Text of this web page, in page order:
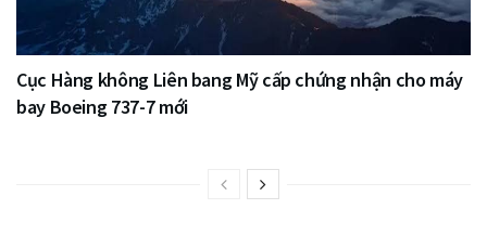
Cục Hàng không Liên bang Mỹ cấp chứng nhận cho máy
bay Boeing 737-7 mới